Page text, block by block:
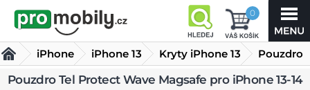
0
iPhone iPhone 13 Kryty iPhone 13
Pouzdro
Tel
Pouzdro Tel Protect Wave Magsafe pro iPhone 13-14